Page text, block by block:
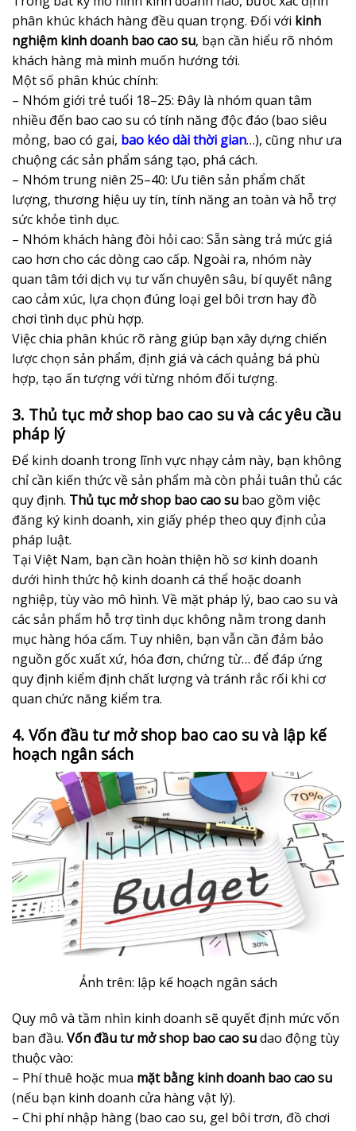
phân khúc khách hàng đều quan trọng. Đối với kinh
nghiệm kinh doanh bao cao su, bạn cần hiểu rõ nhóm
khách hàng mà mình muốn hướng tới.
Một số phân khúc chính:
– Nhóm giới trẻ tuổi 18–25: Đây là nhóm quan tâm
nhiều đến bao cao su có tính năng độc đáo (bao siêu
mỏng, bao có gai, bao kéo dài thời gian…), cũng như ưa
chuộng các sản phẩm sáng tạo, phá cách.
– Nhóm trung niên 25–40: Ưu tiên sản phẩm chất
lượng, thương hiệu uy tín, tính năng an toàn và hỗ trợ
sức khỏe tình dục.
– Nhóm khách hàng đòi hỏi cao: Sẵn sàng trả mức giá
cao hơn cho các dòng cao cấp. Ngoài ra, nhóm này
quan tâm tới dịch vụ tư vấn chuyên sâu, bí quyết nâng
cao cảm xúc, lựa chọn đúng loại gel bôi trơn hay đồ
chơi tình dục phù hợp.
Việc chia phân khúc rõ ràng giúp bạn xây dựng chiến
lược chọn sản phẩm, định giá và cách quảng bá phù
hợp, tạo ấn tượng với từng nhóm đối tượng.
3. Thủ tục mở shop bao cao su và các yêu cầu
pháp lý
Để kinh doanh trong lĩnh vực nhạy cảm này, bạn không
chỉ cần kiến thức về sản phẩm mà còn phải tuân thủ các
quy định. Thủ tục mở shop bao cao su bao gồm việc
đăng ký kinh doanh, xin giấy phép theo quy định của
pháp luật.
Tại Việt Nam, bạn cần hoàn thiện hồ sơ kinh doanh
dưới hình thức hộ kinh doanh cá thể hoặc doanh
nghiệp, tùy vào mô hình. Về mặt pháp lý, bao cao su và
các sản phẩm hỗ trợ tình dục không nằm trong danh
mục hàng hóa cấm. Tuy nhiên, bạn vẫn cần đảm bảo
nguồn gốc xuất xứ, hóa đơn, chứng từ… để đáp ứng
quy định kiểm định chất lượng và tránh rắc rối khi cơ
quan chức năng kiểm tra.
4. Vốn đầu tư mở shop bao cao su và lập kế
hoạch ngân sách
Ảnh trên: lập kế hoạch ngân sách
Quy mô và tầm nhìn kinh doanh sẽ quyết định mức vốn
ban đầu. Vốn đầu tư mở shop bao cao sudao động tùy
thuộc vào:
– Phí thuê hoặc mua mặt bằng kinh doanh bao cao su
(nếu bạn kinh doanh cửa hàng vật lý).
– Chi phí nhập hàng (bao cao su, gel bôi trơn, đồ chơi